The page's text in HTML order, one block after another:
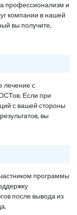
профессионализм и
компании в нашей
вы получите,
лечение с
Если при
с вашей стороны
вы
программы
после вывода из